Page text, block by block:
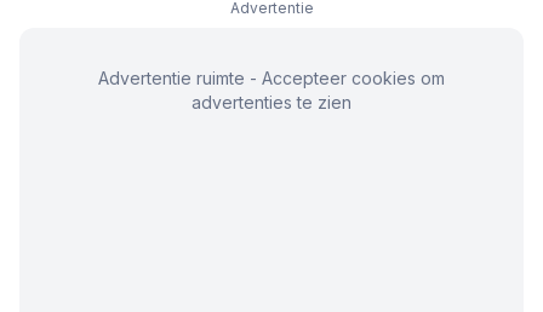
Advertentie
Advertentie ruimte - Accepteer cookies om
advertenties te zien